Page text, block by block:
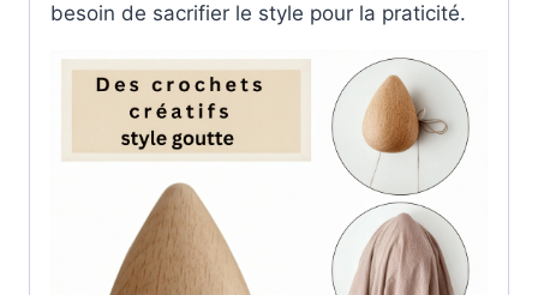
besoin de sacrifier le style pour la praticité.